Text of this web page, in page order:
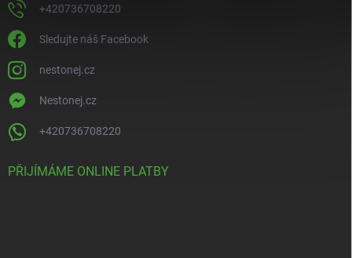
+420736708220
Sledujte náš Facebook
nestonej.cz
Nestonej.cz
+420736708220
PŘIJÍMÁME ONLINE PLATBY